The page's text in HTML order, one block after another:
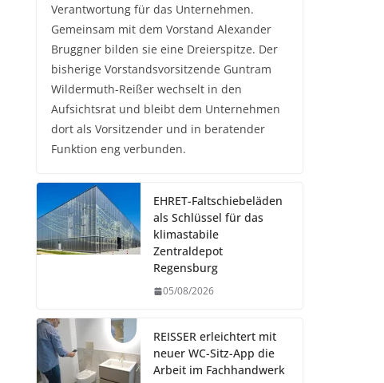
Verantwortung für das Unternehmen.
Gemeinsam mit dem Vorstand Alexander
Bruggner bilden sie eine Dreierspitze. Der
bisherige Vorstandsvorsitzende Guntram
Wildermuth-Reißer wechselt in den
Aufsichtsrat und bleibt dem Unternehmen
dort als Vorsitzender und in beratender
Funktion eng verbunden.
EHRET-Faltschiebeläden
als Schlüssel für das
klimastabile
Zentraldepot
Regensburg
05/08/2026
REISSER erleichtert mit
neuer WC-Sitz-App die
Arbeit im Fachhandwerk